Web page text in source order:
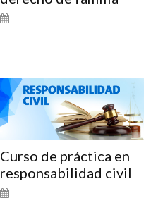
Curso de práctica en
responsabilidad civil